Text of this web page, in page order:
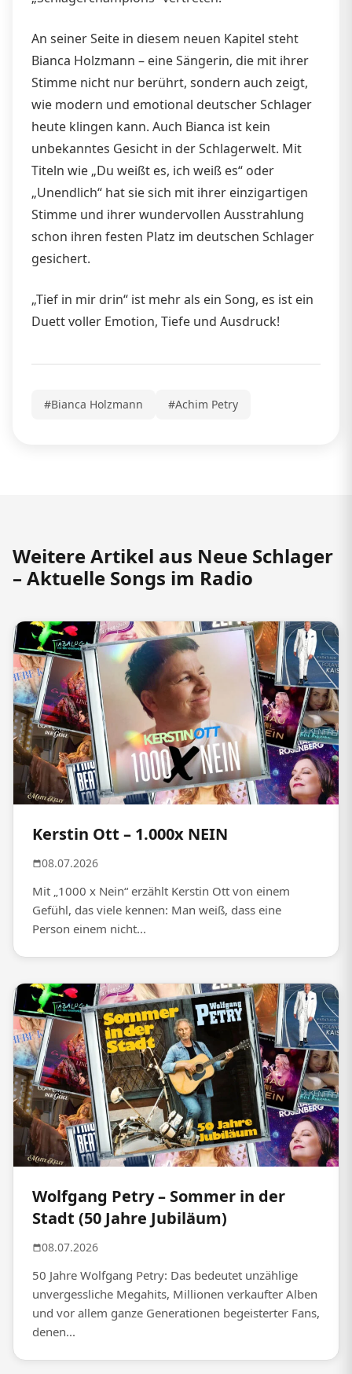
An seiner Seite in diesem neuen Kapitel steht
Bianca Holzmann – eine Sängerin, die mit ihrer
Stimme nicht nur berührt, sondern auch zeigt,
wie modern und emotional deutscher Schlager
heute klingen kann. Auch Bianca ist kein
unbekanntes Gesicht in der Schlagerwelt. Mit
Titeln wie „Du weißt es, ich weiß es“ oder
„Unendlich“ hat sie sich mit ihrer einzigartigen
Stimme und ihrer wundervollen Ausstrahlung
schon ihren festen Platz im deutschen Schlager
gesichert.
„Tief in mir drin“ ist mehr als ein Song, es ist ein
Duett voller Emotion, Tiefe und Ausdruck!
#Bianca Holzmann #Achim Petry
Weitere Artikel aus Neue Schlager
– Aktuelle Songs im Radio
Kerstin Ott – 1.000x NEIN
08.07.2026
Mit „1000 x Nein“ erzählt Kerstin Ott von einem
Gefühl, das viele kennen: Man weiß, dass eine
Person einem nicht...
Wolfgang Petry – Sommer in der
Stadt (50 Jahre Jubiläum)
08.07.2026
50 Jahre Wolfgang Petry: Das bedeutet unzählige
unvergessliche Megahits, Millionen verkaufter Alben
und vor allem ganze Generationen begeisterter Fans,
denen...